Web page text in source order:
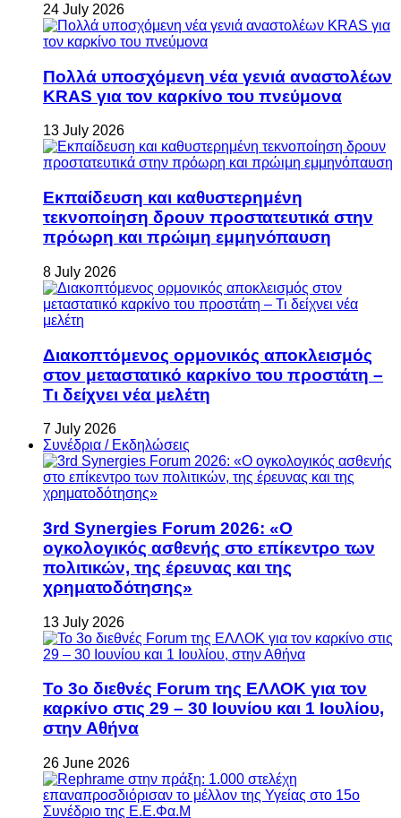
24 July 2026
Πολλά υποσχόμενη νέα γενιά αναστολέων
KRAS για τον καρκίνο του πνεύμονα
13 July 2026
Εκπαίδευση και καθυστερημένη
τεκνοποίηση δρουν προστατευτικά στην
πρόωρη και πρώιμη εμμηνόπαυση
8 July 2026
Διακοπτόμενος ορμονικός αποκλεισμός
στον μεταστατικό καρκίνο του προστάτη –
Τι δείχνει νέα μελέτη
7 July 2026
Συνέδρια / Εκδηλώσεις
3rd Synergies Forum 2026: «Ο
ογκολογικός ασθενής στο επίκεντρο των
πολιτικών, της έρευνας και της
χρηματοδότησης»
13 July 2026
Το 3ο διεθνές Forum της ΕΛΛΟΚ για τον
καρκίνο στις 29 – 30 Ιουνίου και 1 Ιουλίου,
στην Αθήνα
26 June 2026